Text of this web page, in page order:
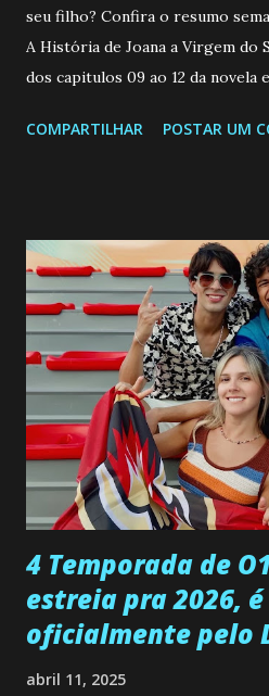
seu filho? Confira o resumo
A História de Joana a Virgem do
dos capitulos 09 ao 12 da novela
a Programação Semanal do
confessa a Gabriel que ele
pessoa que ela tanto desejou
entra no quarto de Gabriel e
encontro deles, quando
Paula sobre a suposta
Rogerio consegue se livrar de
desaparecimento de Francisco,
ter sido vítima da fúria de
que a clínica inseminou por
...
COMPARTILHAR POSTAR UM
4 Temporada de
estreia pra 2026,
oficialmente pelo
abril 11, 2025